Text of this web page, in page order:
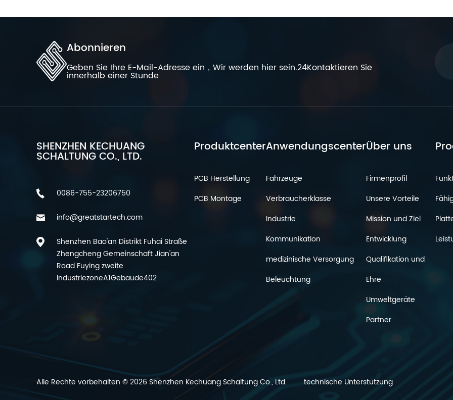
Abonnieren
Geben Sie Ihre E-Mail-Adresse ein，Wir werden hier sein.24Kontaktieren Sie
innerhalb einer Stunde
SHENZHEN KECHUANG
SCHALTUNG CO., LTD.
0086-755-23206750
info@greatstartech.com
Shenzhen Bao'an Distrikt Fuhai Straße
Zhengcheng Gemeinschaft Jian'an
Road Fuying zweite
IndustriezoneA1Gebäude402
Produktcenter
PCB Herstellung
PCB Montage
Anwendungscenter
Fahrzeuge
Verbraucherklasse
Industrie
Kommunikation
medizinische Versorgung
Beleuchtung
Über uns
Firmenprofil
Unsere Vorteile
Mission und Ziel
Entwicklung
Qualifikation und
Ehre
Umweltgeräte
Partner
Alle Rechte vorbehalten © 2026 Shenzhen Kechuang Schaltung Co., Ltd. technische Unterstützung